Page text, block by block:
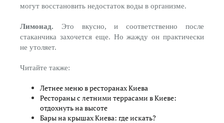
могут восстановить недостаток воды в организме.
Лимонад. Это вкусно, и соответственно после
стаканчика захочется еще. Но жажду он практически
не утоляет.
Читайте также:
Летнее меню в ресторанах Киева
Рестораны с летними террасами в Киеве:
отдохнуть на высоте
Бары на крышах Киева: где искать?